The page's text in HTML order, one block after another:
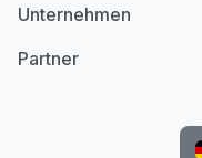
Unternehmen
Partner